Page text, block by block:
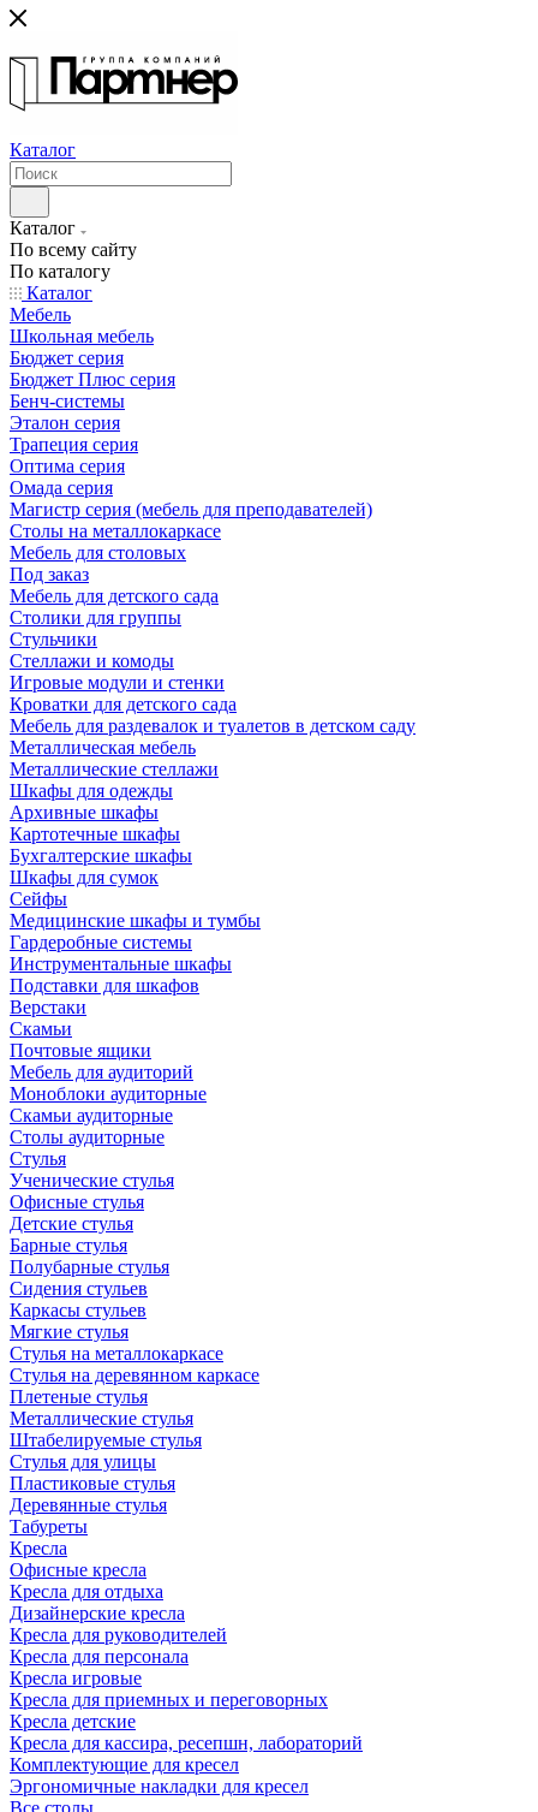
Каталог
Каталог
По всему сайту
По каталогу
Каталог
Мебель
Школьная мебель
Бюджет серия
Бюджет Плюс серия
Бенч-системы
Эталон серия
Трапеция серия
Оптима серия
Омада серия
Магистр серия (мебель для преподавателей)
Столы на металлокаркасе
Мебель для столовых
Под заказ
Мебель для детского сада
Столики для группы
Стульчики
Стеллажи и комоды
Игровые модули и стенки
Кроватки для детского сада
Мебель для раздевалок и туалетов в детском саду
Металлическая мебель
Металлические стеллажи
Шкафы для одежды
Архивные шкафы
Картотечные шкафы
Бухгалтерские шкафы
Шкафы для сумок
Сейфы
Медицинские шкафы и тумбы
Гардеробные системы
Инструментальные шкафы
Подставки для шкафов
Верстаки
Скамьи
Почтовые ящики
Мебель для аудиторий
Моноблоки аудиторные
Скамьи аудиторные
Столы аудиторные
Стулья
Ученические стулья
Офисные стулья
Детские стулья
Барные стулья
Полубарные стулья
Сидения стульев
Каркасы стульев
Мягкие стулья
Стулья на металлокаркасе
Стулья на деревянном каркасе
Плетеные стулья
Металлические стулья
Штабелируемые стулья
Стулья для улицы
Пластиковые стулья
Деревянные стулья
Табуреты
Кресла
Офисные кресла
Кресла для отдыха
Дизайнерские кресла
Кресла для руководителей
Кресла для персонала
Кресла игровые
Кресла для приемных и переговорных
Кресла детские
Кресла для кассира, ресепшн, лабораторий
Комплектующие для кресел
Эргономичные накладки для кресел
Все столы